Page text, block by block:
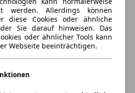
werden. Allerdings können
diese Cookies oder ähnliche
Sie darauf hinweisen. Das
oder ähnlicher Tools kann
Webseite beeinträchtigen.